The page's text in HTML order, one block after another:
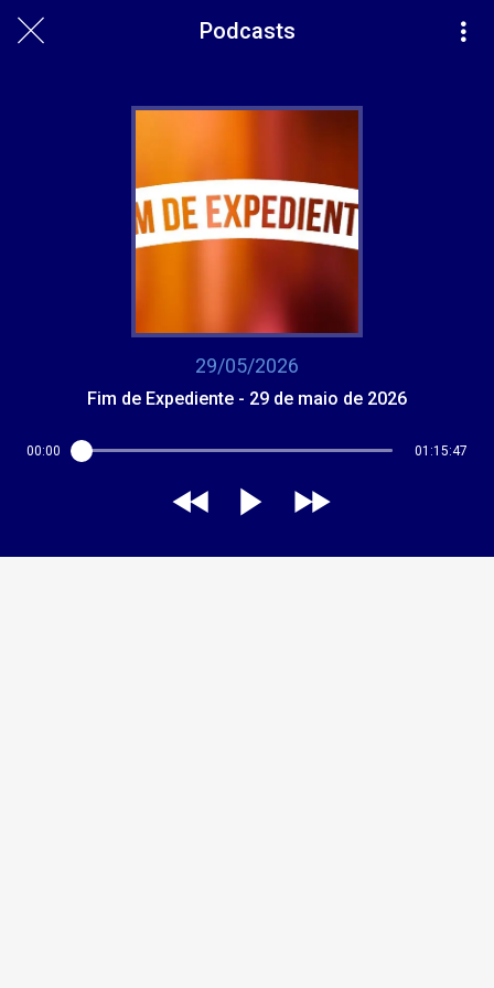
Podcasts
29/05/2026
Fim de Expediente - 29 de maio de 2026
00:00 01:15:47